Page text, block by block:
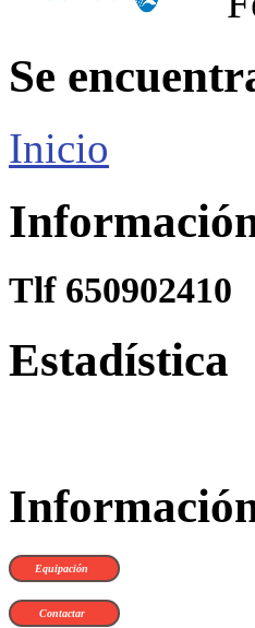
Se
Inicio
Tlf 650902410
Estadística
Equipación
Contactar